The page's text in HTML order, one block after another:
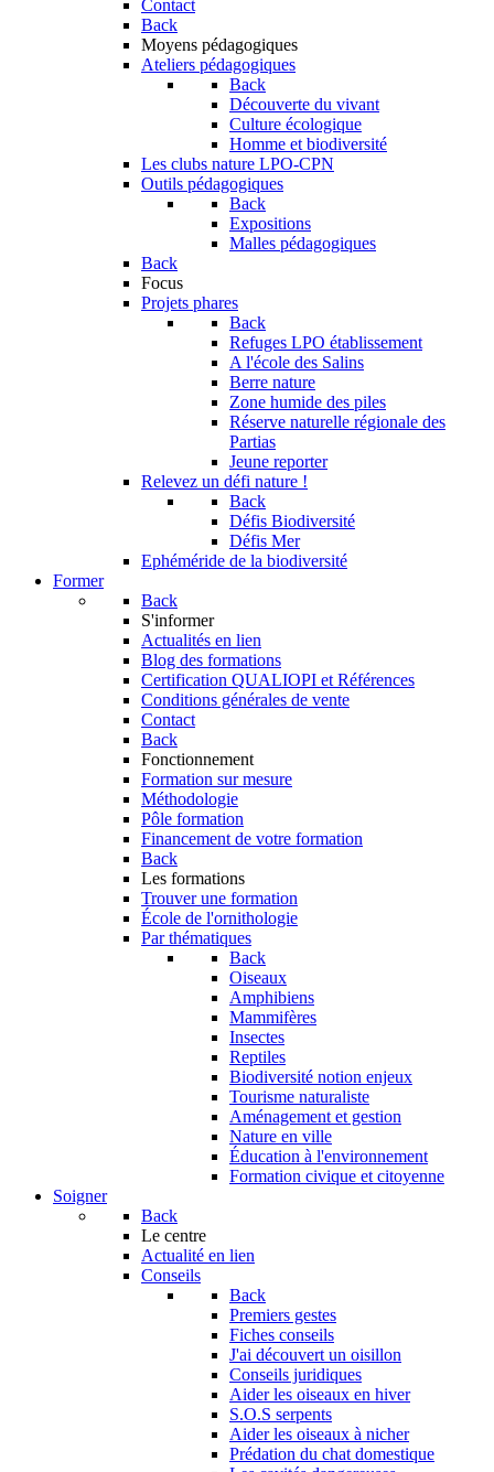
Contact
Back
Moyens pédagogiques
Ateliers pédagogiques
Back
Découverte du vivant
Culture écologique
Homme et biodiversité
Les clubs nature LPO-CPN
Outils pédagogiques
Back
Expositions
Malles pédagogiques
Back
Focus
Projets phares
Back
Refuges LPO établissement
A l'école des Salins
Berre nature
Zone humide des piles
Réserve naturelle régionale des
Partias
Jeune reporter
Relevez un défi nature !
Back
Défis Biodiversité
Défis Mer
Ephéméride de la biodiversité
Former
Back
S'informer
Actualités en lien
Blog des formations
Certification QUALIOPI et Références
Conditions générales de vente
Contact
Back
Fonctionnement
Formation sur mesure
Méthodologie
Pôle formation
Financement de votre formation
Back
Les formations
Trouver une formation
École de l'ornithologie
Par thématiques
Back
Oiseaux
Amphibiens
Mammifères
Insectes
Reptiles
Biodiversité notion enjeux
Tourisme naturaliste
Aménagement et gestion
Nature en ville
Éducation à l'environnement
Formation civique et citoyenne
Soigner
Back
Le centre
Actualité en lien
Conseils
Back
Premiers gestes
Fiches conseils
J'ai découvert un oisillon
Conseils juridiques
Aider les oiseaux en hiver
S.O.S serpents
Aider les oiseaux à nicher
Prédation du chat domestique